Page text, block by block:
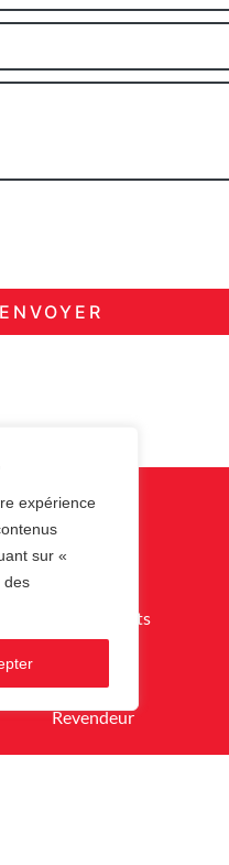
expérience
sur «
des
ENVOYER
Menu
Nos produits
Société
Revendeur